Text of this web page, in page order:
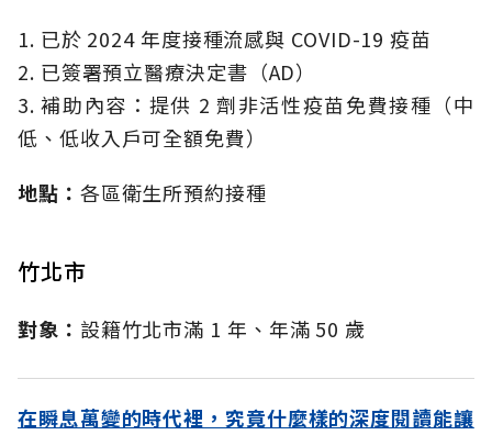
1. 已於 2024 年度接種流感與 COVID-19 疫苗
2. 已簽署預立醫療決定書（AD）
3. 補助內容：提供 2 劑非活性疫苗免費接種（中
低、低收入戶可全額免費）
地點： 各區衛生所預約接種
竹北市
對象： 設籍竹北市滿 1 年、年滿 50 歲
在瞬息萬變的時代裡，究竟什麼樣的深度閱讀能讓